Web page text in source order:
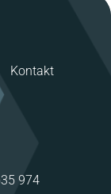
Kontakt
974